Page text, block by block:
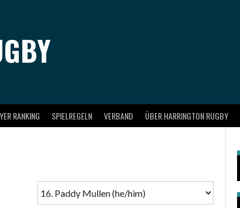
RANKING SPIELREGELN VERBAND ÜBER HARRINGTON RUGBY